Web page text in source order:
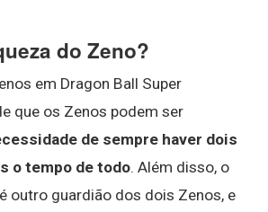
do Zeno?
em Dragon Ball Super
que os Zenos podem ser
de sempre haver dois
o tempo de todo. Além disso, o
outro guardião dos dois Zenos, e